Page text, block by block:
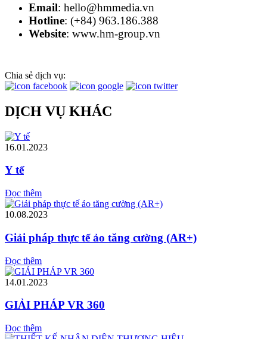
Email: hello@hmmedia.vn
Hotline: (+84) 963.186.388
Website: www.hm-group.vn
Chia sẻ dịch vụ:
DỊCH VỤ KHÁC
16.01.2023
Y tế
Đọc thêm
10.08.2023
Giải pháp thực tế ảo tăng cường (AR+)
Đọc thêm
14.01.2023
GIẢI PHÁP VR 360
Đọc thêm